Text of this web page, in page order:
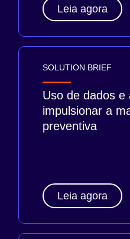
Leia agora
SOLUTION BRIEF
Uso de dados e
impulsionar a
preventiva
Leia agora